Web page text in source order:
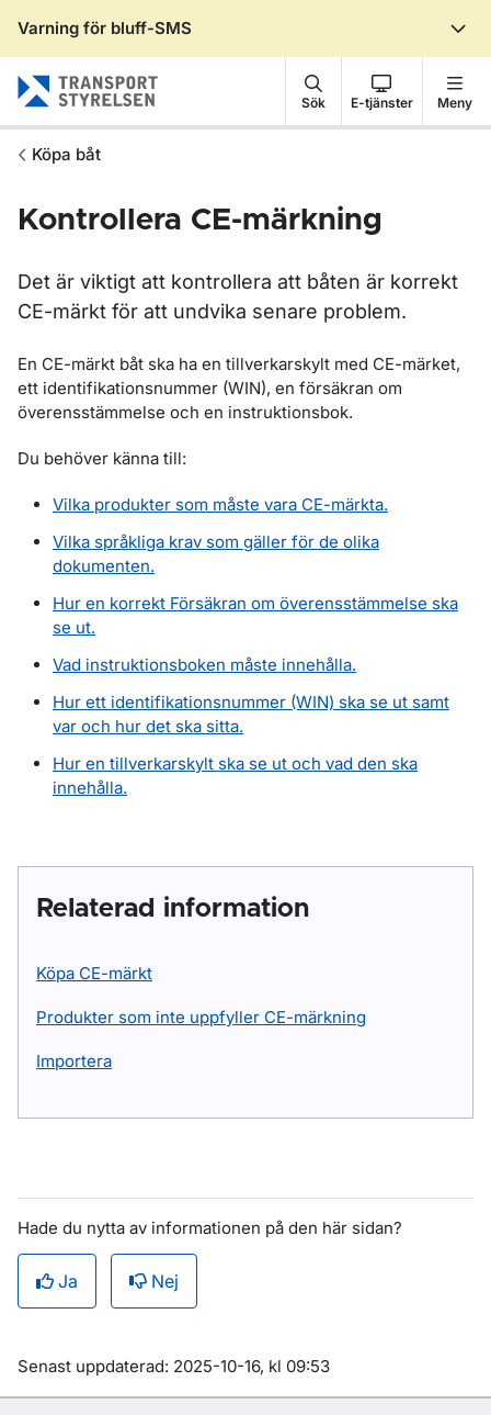
Varning för bluff-SMS
Sök E-tjänster Meny
Köpa båt
Kontrollera CE-märkning
Det är viktigt att kontrollera att båten är korrekt
CE-märkt för att undvika senare problem.
En CE-märkt båt ska ha en tillverkarskylt med CE-märket,
ett identifikationsnummer (WIN), en försäkran om
överensstämmelse och en instruktionsbok.
Du behöver känna till:
Vilka produkter som måste vara CE-märkta.
Vilka språkliga krav som gäller för de olika
dokumenten.
Hur en korrekt Försäkran om överensstämmelse ska
se ut.
Vad instruktionsboken måste innehålla.
Hur ett identifikationsnummer (WIN) ska se ut samt
var och hur det ska sitta.
Hur en tillverkarskylt ska se ut och vad den ska
innehålla.
Relaterad information
Köpa CE-märkt
Produkter som inte uppfyller CE-märkning
Importera
Hade du nytta av informationen på den här sidan?
Ja Nej
Om sidan
Senast uppdaterad: 2025-10-16, kl 09:53